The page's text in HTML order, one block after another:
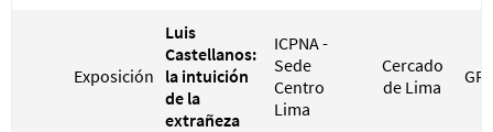
Exposición
Luis
Castellanos:
la intuición
de la
extrañeza
ICPNA -
Sede
Centro
Lima
Cercado
de Lima